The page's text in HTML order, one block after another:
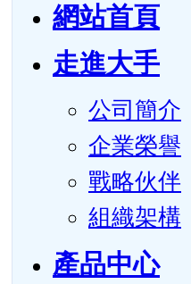
網站首頁
走進大手
公司簡介
企業榮譽
戰略伙伴
組織架構
產品中心